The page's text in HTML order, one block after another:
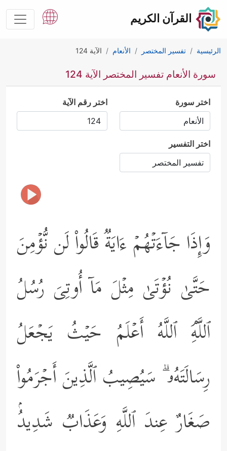
القرآن الكريم
الرئيسية تفسير المختصر الأنعام الآية 124
سورة الأنعام تفسير المختصر الآية 124
اختر سورة اختر رقم الآية
اختر التفسير
وَإِذَا جَاۤءَتۡهُمۡ ءَایَةࣱ قَالُواْ لَن نُّؤۡمِنَ
حَتَّىٰ نُؤۡتَىٰ مِثۡلَ مَاۤ أُوتِیَ رُسُلُ
ٱللَّهِۘ ٱللَّهُ أَعۡلَمُ حَیۡثُ یَجۡعَلُ
رِسَالَتَهُۥ ۗ سَیُصِیبُ ٱلَّذِینَ أَجۡرَمُواْ
صَغَارٌ عِندَ ٱللَّهِ وَعَذَابࣱ شَدِیدُۢ